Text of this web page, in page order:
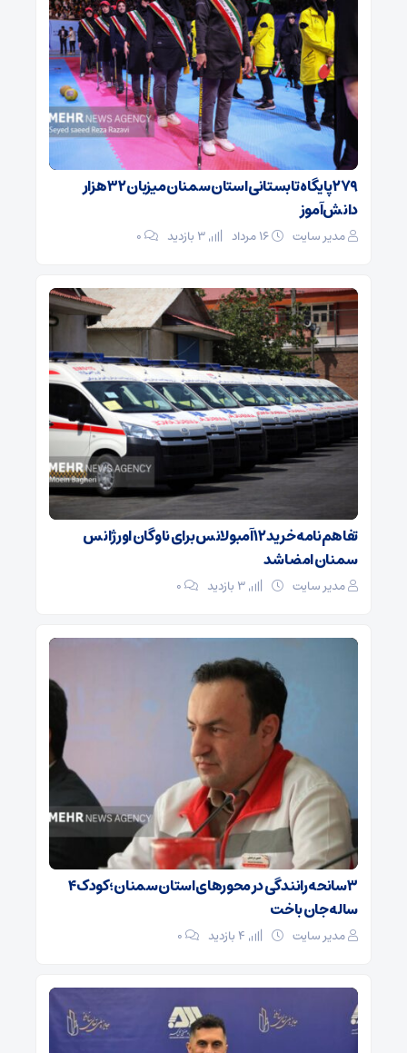
۲۷۹ پایگاه تابستانی استان سمنان میزبان ۳۲ هزار
دانش‌آموز
مدیر سایت ۰
تفاهم‌نامه خرید ۱۲ آمبولانس برای ناوگان اورژانس
سمنان امضا شد
مدیر سایت ۰
۳ سانحه رانندگی در محورهای استان سمنان؛ کودک ۴
ساله جان باخت
مدیر سایت ۰